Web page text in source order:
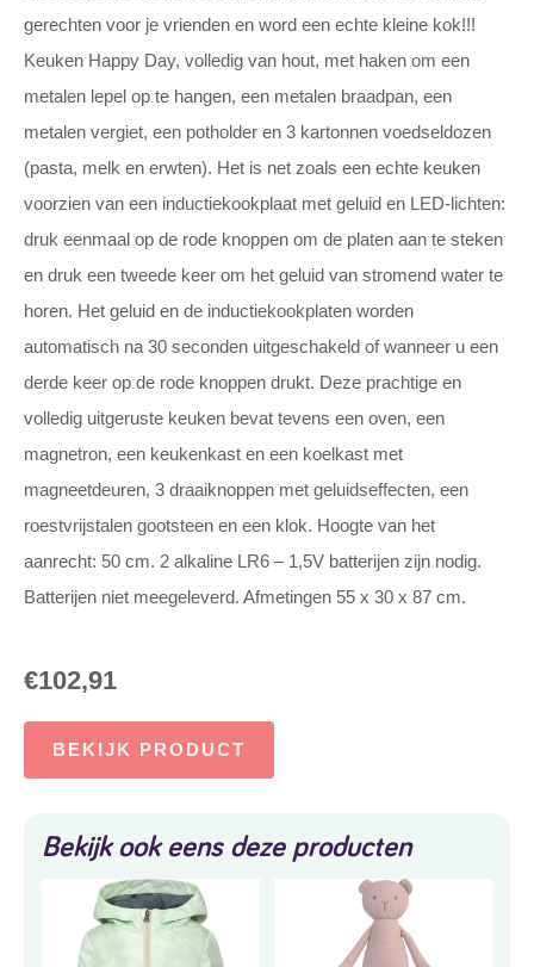
gerechten voor je vrienden en word een echte kleine kok!!!
Keuken Happy Day, volledig van hout, met haken om een
metalen lepel op te hangen, een metalen braadpan, een
metalen vergiet, een potholder en 3 kartonnen voedseldozen
(pasta, melk en erwten). Het is net zoals een echte keuken
voorzien van een inductiekookplaat met geluid en LED-lichten:
druk eenmaal op de rode knoppen om de platen aan te steken
en druk een tweede keer om het geluid van stromend water te
horen. Het geluid en de inductiekookplaten worden
automatisch na 30 seconden uitgeschakeld of wanneer u een
derde keer op de rode knoppen drukt. Deze prachtige en
volledig uitgeruste keuken bevat tevens een oven, een
magnetron, een keukenkast en een koelkast met
magneetdeuren, 3 draaiknoppen met geluidseffecten, een
roestvrijstalen gootsteen en een klok. Hoogte van het
aanrecht: 50 cm. 2 alkaline LR6 – 1,5V batterijen zijn nodig.
Batterijen niet meegeleverd. Afmetingen 55 x 30 x 87 cm.
€102,91
BEKIJK PRODUCT
Bekijk ook eens deze producten